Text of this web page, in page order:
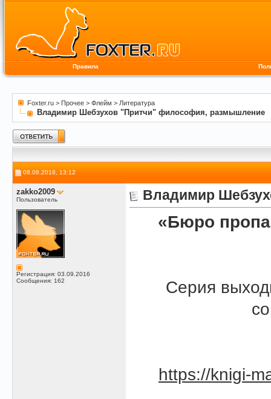
Правила
Foxter.ru > Прочее > Флейм > Литература
Владимир Шебзухов "Притчи" философия, размышление
08.08.2018, 13:12
zakko2009
Пользователь
Регистрация: 03.09.2016
Сообщения: 162
Владимир
«Бюро
Серия
https://knigi-